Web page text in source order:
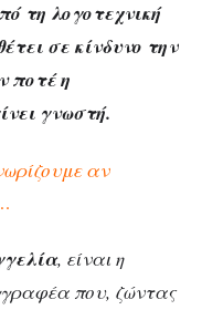
τη λογοτεχνική
σε κίνδυνο την
ποτέ η
γνωστή.
αν
, είναι η
που, ζώντας